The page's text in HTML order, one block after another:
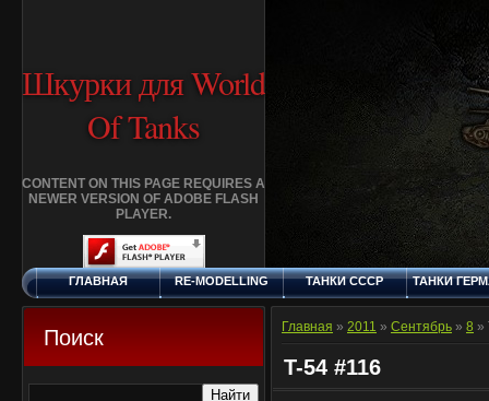
Шкурки для World
Of Tanks
CONTENT ON THIS PAGE REQUIRES A
NEWER VERSION OF ADOBE FLASH
PLAYER.
СУББОТА, 8.8.2026
ГЛАВНАЯ RE-MODELLING ТАНКИ СССР ТАНКИ
ДОБАВИТЬ
КЛАНЫ FAQ
Поиск Главная » 2011 » Сентябрь » 8 »
T-54 #116